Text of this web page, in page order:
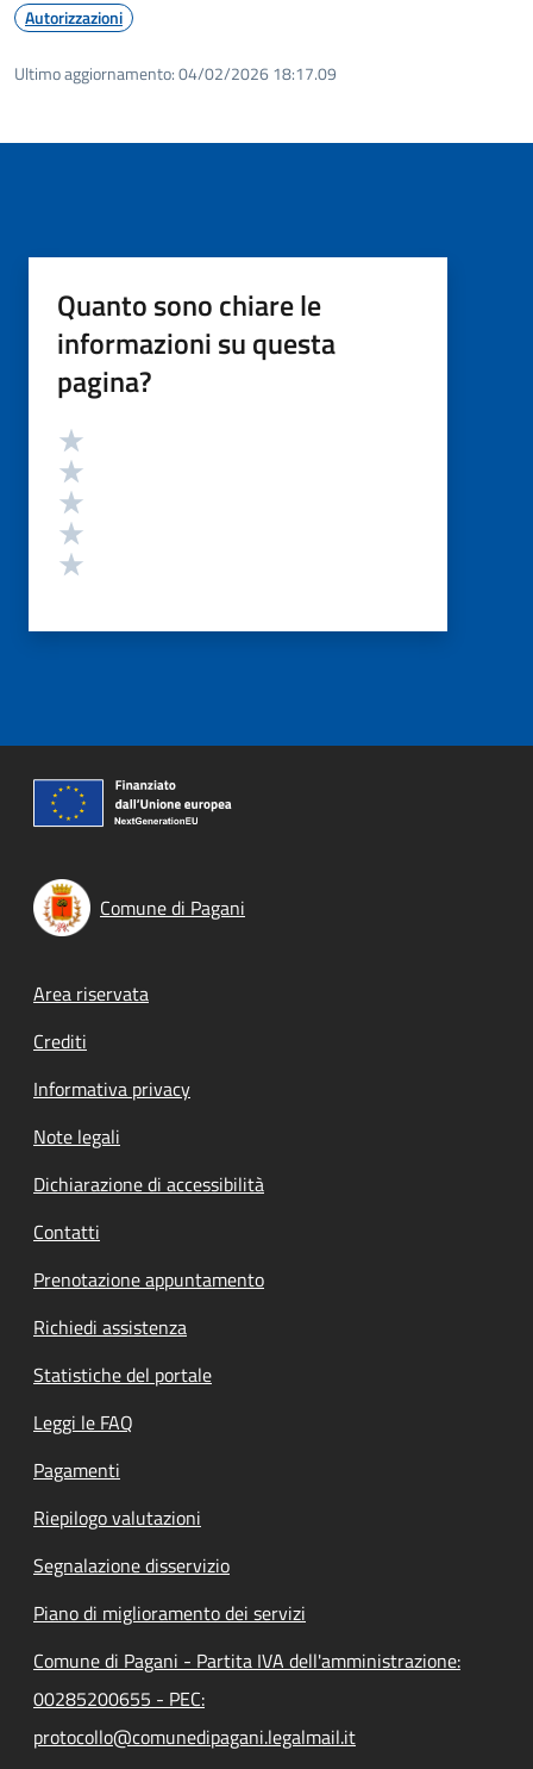
Autorizzazioni
Ultimo aggiornamento:04/02/2026 18:17.09
Quanto sono chiare le
informazioni su questa
pagina?
Valutazione
Comune di Pagani
Footer menu
Area riservata
Crediti
Informativa privacy
Note legali
Dichiarazione di accessibilità
Contatti
Prenotazione appuntamento
Richiedi assistenza
Statistiche del portale
Leggi le FAQ
Pagamenti
Riepilogo valutazioni
Segnalazione disservizio
Piano di miglioramento dei servizi
Comune di Pagani - Partita IVA dell'amministrazione:
00285200655 - PEC:
protocollo@comunedipagani.legalmail.it